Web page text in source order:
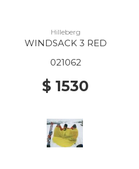
Hilleberg
WINDSACK 3 RED
021062
$ 1530